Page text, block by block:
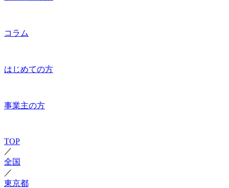
コラム
はじめての方
事業主の方
TOP
／
全国
／
東京都